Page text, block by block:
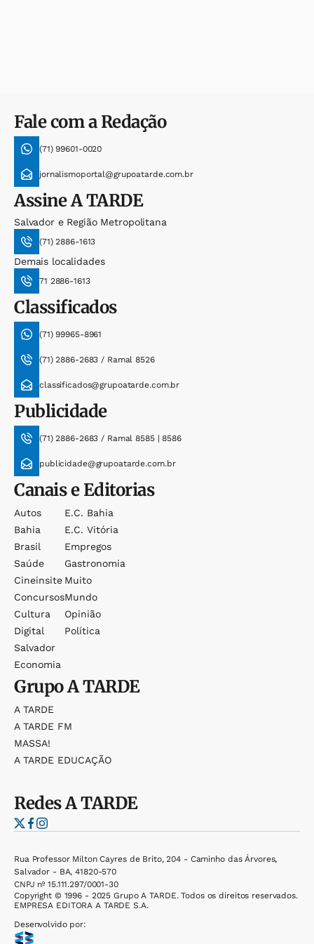
Fale com a Redação
(71) 99601-0020
jornalismoportal@grupoatarde.com.br
AssineA TARDE
Salvador e Região Metropolitana
(71) 2886-1613
Demais localidades
71 2886-1613
Classificados
(71) 99965-8961
(71) 2886-2683 / Ramal 8526
classificados@grupoatarde.com.br
Publicidade
(71) 2886-2683 / Ramal 8585 | 8586
publicidade@grupoatarde.com.br
Canais e Editorias
Autos
Bahia
Brasil
Saúde
Cineinsite
Concursos
Cultura
Digital
Salvador
Economia
E.c. Bahia
E.c. Vitória
Empregos
Gastronomia
Muito
Mundo
Opinião
Política
GrupoA TARDE
A TARDE
A TARDE FM
MASSA!
A TARDE EDUCAÇÃO
RedesA TARDE
Rua Professor Milton Cayres de Brito, 204 - Caminho das Árvores,
Salvador - BA, 41820-570
CNPJ nº 15.111.297/0001-30
Copyright © 1996 - 2025 Grupo A TARDE. Todos os direitos reservados.
EMPRESA EDITORA A TARDE S.A.
Desenvolvido por: